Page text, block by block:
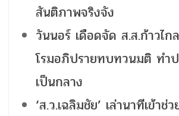
สันติภาพจริงจัง
วันนอร์ เดือดจัด ส.ส.ก้าวไ
โรมอภิปรายทบทวนมติ ทำ
เป็นกลาง
‘ส.ว.เฉลิมชัย’ เล่านาทีเข้าช่